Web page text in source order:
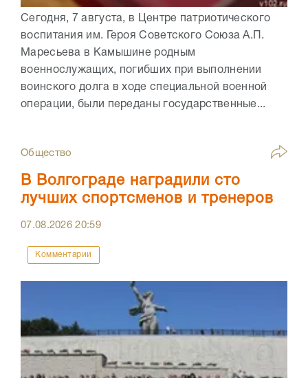
Сегодня, 7 августа, в Центре патриотического
воспитания им. Героя Советского Союза А.П.
Маресьева в Камышине родным
военнослужащих, погибших при выполнении
воинского долга в ходе специальной военной
операции, были переданы государственные...
Общество
В Волгограде наградили сто
лучших спортсменов и тренеров
07.08.202620:59
Комментарии